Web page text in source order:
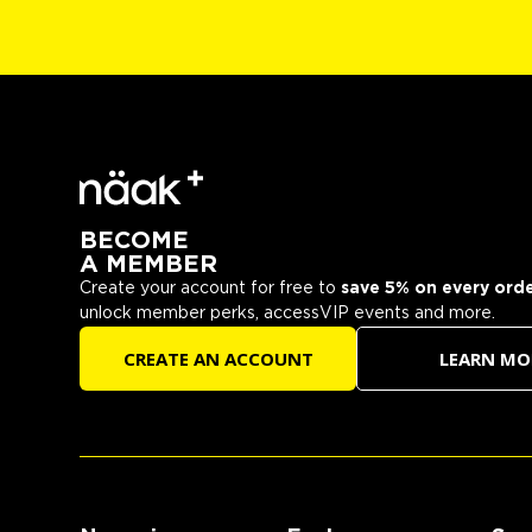
BECOME
A MEMBER
Create your account for free tosave 5% on every
unlock member perks, accessVIP events and more.
CREATE AN ACCOUNT LEARN